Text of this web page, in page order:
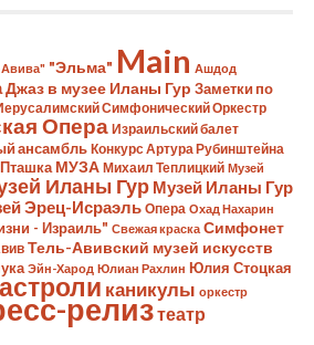
"Эльма" Main Ашдод
Джаз в музее Иланы Гур Заметки по
Симфонический Оркестр
Опера Израильский балет
ансамбль Конкурс Артура Рубинштейна
МУЗА Михаил Теплицкий Музей
Иланы Гур Музей Иланы Гур
Эрец-Исраэль Опера Охад Нахарин
- Израиль" Свежая краска Симфонет
Тель-Авивский музей искусств
Эйн-Харод Юлиан Рахлин Юлия Стоцкая
каникулы оркестр
релизтеатр